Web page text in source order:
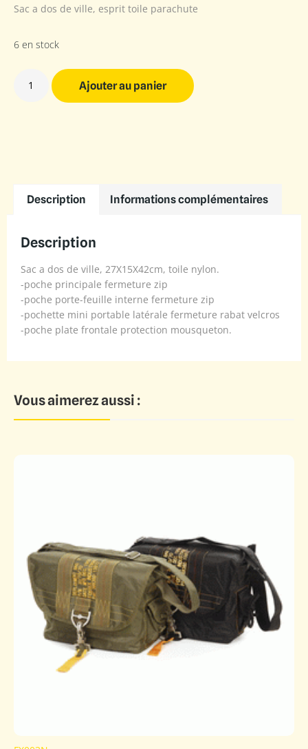
Sac a dos de ville, esprit toile parachute
6 en stock
Ajouter au panier
Description Informations complémentaires
Description
Sac a dos de ville, 27X15X42cm, toile nylon.
-poche principale fermeture zip
-poche porte-feuille interne fermeture zip
-pochette mini portable latérale fermeture rabat velcros
-poche plate frontale protection mousqueton.
Vous aimerez aussi :